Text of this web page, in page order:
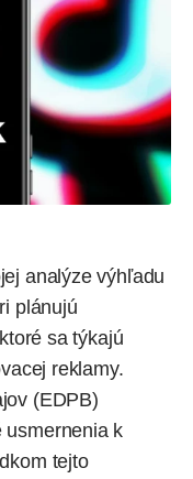
analýze výhľadu
plánujú
sa týkajú
reklamy.
(EDPB)
usmernenia k
tejto